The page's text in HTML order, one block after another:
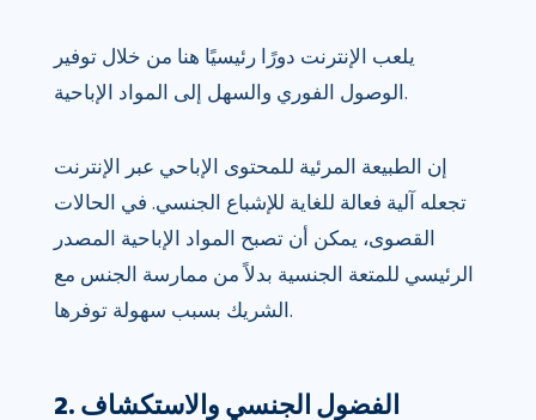
يلعب الإنترنت دورًا رئيسيًا هنا من خلال توفير
الوصول الفوري والسهل إلى المواد الإباحية.
إن الطبيعة المرئية للمحتوى الإباحي عبر الإنترنت
تجعله آلية فعالة للغاية للإشباع الجنسي. في الحالات
القصوى، يمكن أن تصبح المواد الإباحية المصدر
الرئيسي للمتعة الجنسية بدلاً من ممارسة الجنس مع
الشريك بسبب سهولة توفرها.
2. الفضول الجنسي والاستكشاف